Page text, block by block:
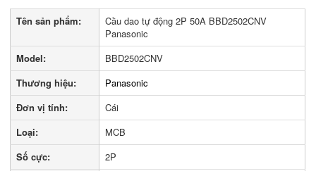
Tên sản phẩm:
Cầu dao tự động 2P 50A BBD2502CNV
Panasonic
Model:
BBD2502CNV
Thương hiệu:
Panasonic
Đơn vị tính:
Cái
Loại:
MCB
Số cực:
2P